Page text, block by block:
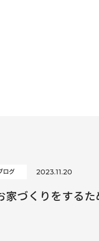
ログ 2023.11.20
家づくりをするた